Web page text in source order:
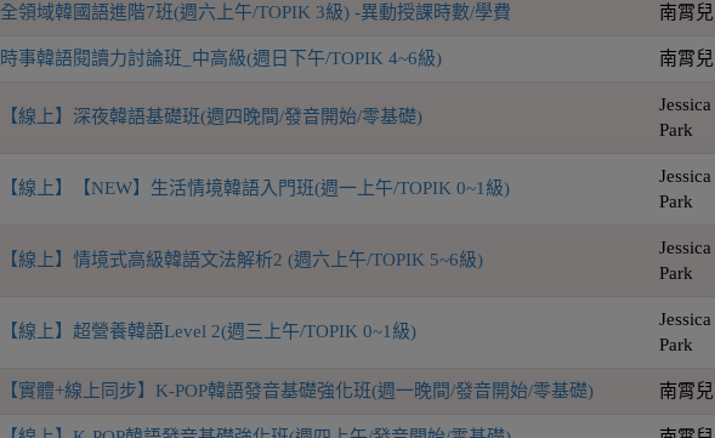
全領域韓國語進階7班(週六上午/TOPIK 3級) -異動授課時數/學費 南霄兒
時事韓語閱讀力討論班_中高級(週日下午/TOPIK 4~6級) 南霄兒
【線上】深夜韓語基礎班(週四晚間/發音開始/零基礎)
Jessica
Park
【線上】【NEW】生活情境韓語入門班(週一上午/TOPIK 0~1級)
Jessica
Park
【線上】情境式高級韓語文法解析2 (週六上午/TOPIK 5~6級)
Jessica
Park
【線上】超營養韓語Level 2(週三上午/TOPIK 0~1級)
Jessica
Park
【實體+線上同步】K-POP韓語發音基礎強化班(週一晚間/發音開始/零基礎) 南霄兒